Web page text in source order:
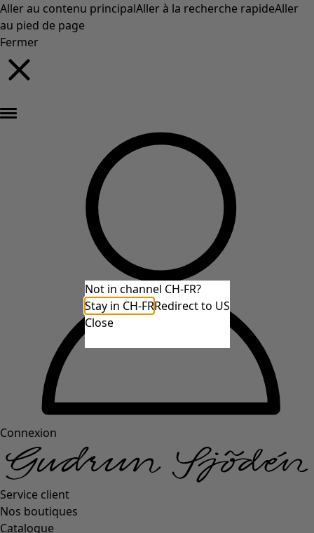
Aller au contenu principalAller à la recherche rapideAller
au pied de page
Fermer
Connexion
Service client
Nos boutiques
Catalogue
Not in channel CH-FR?
Stay in CH-FRRedirect to US
Close